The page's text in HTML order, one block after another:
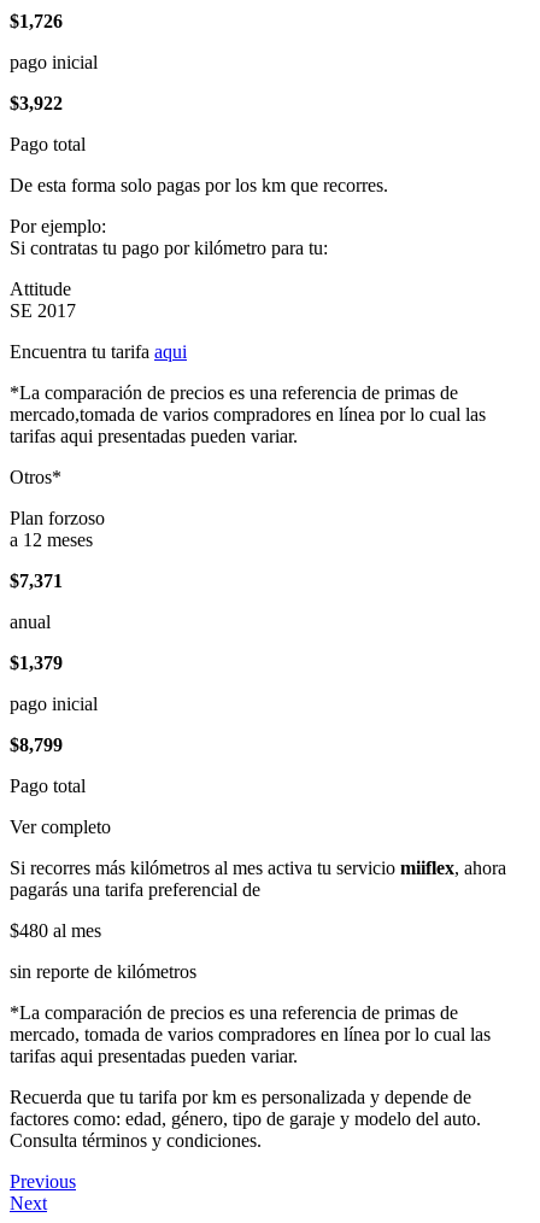
$1,726
pago inicial
$3,922
Pago total
De esta forma solo pagas por los km que recorres.
Por ejemplo:
Si contratas tu pago por kilómetro para tu:
Attitude
SE 2017
Encuentra tu tarifa aqui
*La comparación de precios es una referencia de primas de
mercado,tomada de varios compradores en línea por lo cual las
tarifas aqui presentadas pueden variar.
Otros*
Plan forzoso
a 12 meses
$7,371
anual
$1,379
pago inicial
$8,799
Pago total
Ver completo
Si recorres más kilómetros al mes activa tu servicio miiflex, ahora
pagarás una tarifa preferencial de
$480 al mes
sin reporte de kilómetros
*La comparación de precios es una referencia de primas de
mercado, tomada de varios compradores en línea por lo cual las
tarifas aqui presentadas pueden variar.
Recuerda que tu tarifa por km es personalizada y depende de
factores como: edad, género, tipo de garaje y modelo del auto.
Consulta términos y condiciones.
Previous
Next